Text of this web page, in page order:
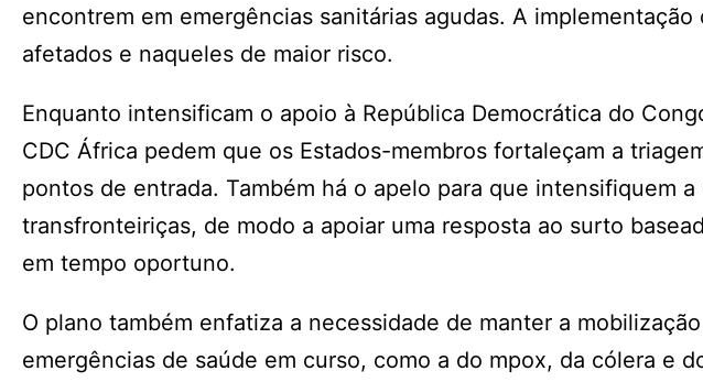
encontrem em emergências sanitárias agudas. A
afetados e naqueles de maior risco.
Enquanto intensificam o apoio à República Democrática do
CDC África pedem que os Estados-membros fortaleçam a
pontos de entrada. Também há o apelo para que intensifiquem
transfronteiriças, de modo a apoiar uma resposta ao surto
em tempo oportuno.
O plano também enfatiza a necessidade de manter a
emergências de saúde em curso, como a do mpox, da cólera e